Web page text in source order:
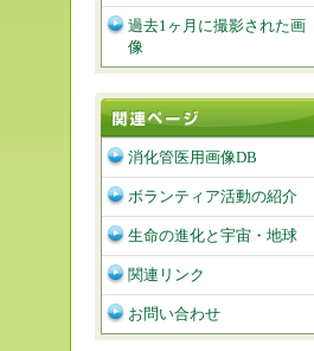
過去1ヶ月に撮影された画
像
消化管医用画像DB
ボランティア活動の紹介
生命の進化と宇宙・地球
関連リンク
お問い合わせ